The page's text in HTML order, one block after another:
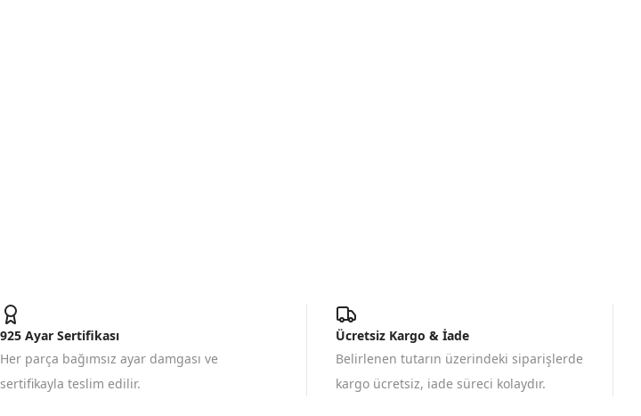
925 Ayar Sertifikası
Her parça bağımsız ayar damgası ve
sertifikayla teslim edilir.
Ücretsiz Kargo & İade
Belirlenen tutarın üzerindeki siparişlerde
kargo ücretsiz, iade süreci kolaydır.